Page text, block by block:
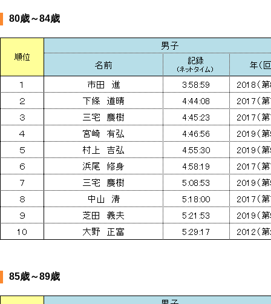
80歳～84歳
85歳～89歳